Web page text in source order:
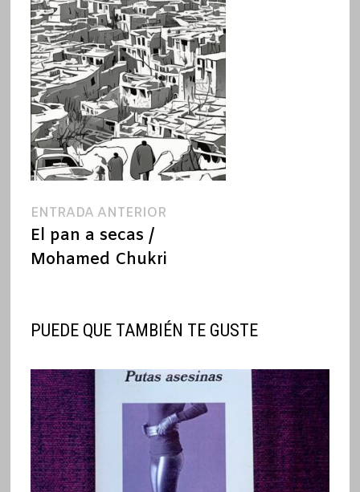
Navegación
de
ENTRADA ANTERIOREntrada
El pan a secas /
Mohamed Chukri
PUEDE QUE TAMBIÉN TE GUSTE